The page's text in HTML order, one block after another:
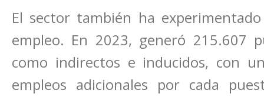
El sector también ha
empleo. En 2023, generó 215.607
como indirectos e inducidos, con
empleos adicionales por cada